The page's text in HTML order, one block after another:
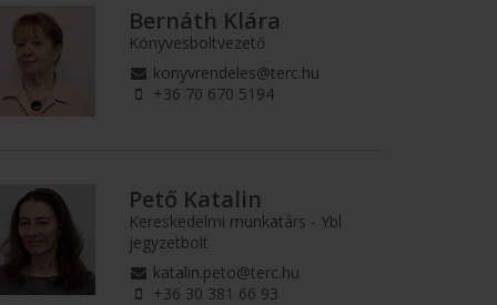
Bernáth Klára
Könyvesboltvezető
konyvrendeles@terc.hu
+36 70 670 5194
Pető Katalin
Kereskedelmi munkatárs - Ybl
jegyzetbolt
katalin.peto@terc.hu
+36 30 381 66 93